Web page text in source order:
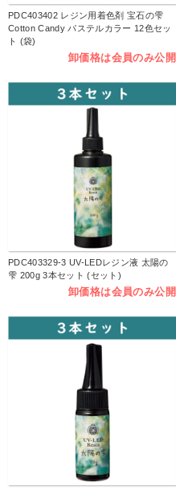
PDC403402 レジン用着色剤 宝石の雫
Cotton Candy パステルカラー 12色セッ
ト (袋)
卸価格は会員のみ公開
PDC403329-3 UV-LEDレジン液 太陽の
雫 200g 3本セット (セット)
卸価格は会員のみ公開